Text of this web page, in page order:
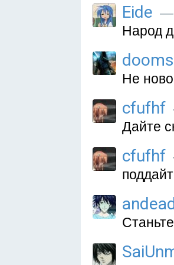
Eide —
Народ
Не
cfufhf
Дайте
cfufhf